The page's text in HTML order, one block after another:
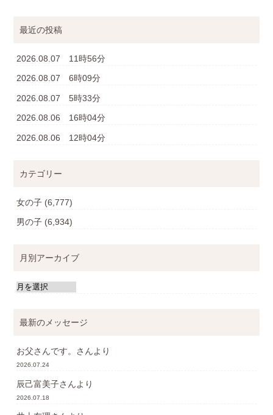
最近の投稿
2026.08.07 11時56分
2026.08.07 6時09分
2026.08.07 5時33分
2026.08.06 16時04分
2026.08.06 12時04分
カテゴリー
女の子 (6,777)
男の子 (6,934)
月別アーカイブ
最新のメッセージ
お父さんです。 さんより
2026.07.24
辰己富美子さんより
2026.07.18